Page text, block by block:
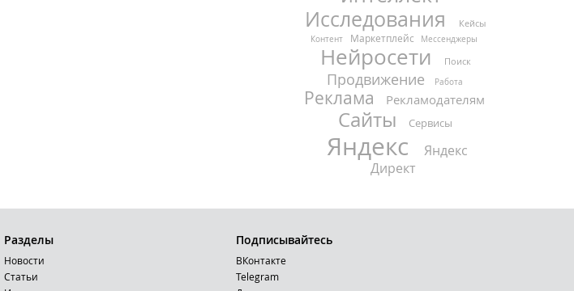
Исследования
Кейсы
Контент Маркетплейс Мессенджеры
Нейросети Поиск
Продвижение Работа
Реклама Рекламодателям
Сайты Сервисы
Яндекс
Яндекс
Директ
Разделы
Новости
Статьи
Подписывайтесь
ВКонтакте
Telegram